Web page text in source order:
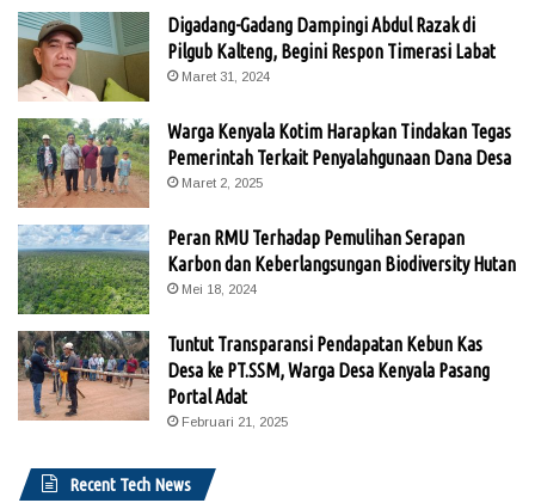
Digadang-Gadang Dampingi Abdul Razak di
Pilgub Kalteng, Begini Respon Timerasi Labat
Maret 31, 2024
Warga Kenyala Kotim Harapkan Tindakan Tegas
Pemerintah Terkait Penyalahgunaan Dana Desa
Maret 2, 2025
Peran RMU Terhadap Pemulihan Serapan
Karbon dan Keberlangsungan Biodiversity Hutan
Mei 18, 2024
Tuntut Transparansi Pendapatan Kebun Kas
Desa ke PT.SSM, Warga Desa Kenyala Pasang
Portal Adat
Februari 21, 2025
Recent Tech News